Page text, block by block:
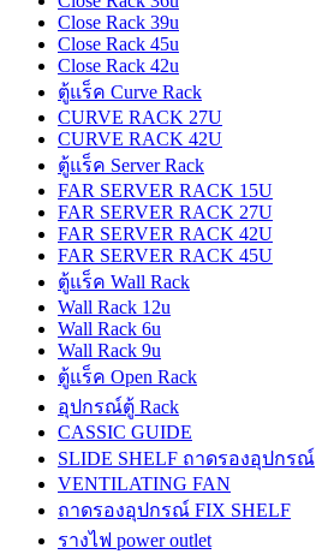
Close Rack 39u
Close Rack 45u
Close Rack 42u
ตู้แร็ค Curve Rack
CURVE RACK 27U
CURVE RACK 42U
ตู้แร็ค Server Rack
FAR SERVER RACK 15U
FAR SERVER RACK 27U
FAR SERVER RACK 42U
FAR SERVER RACK 45U
ตู้แร็ค Wall Rack
Wall Rack 12u
Wall Rack 6u
Wall Rack 9u
ตู้แร็ค Open Rack
อุปกรณ์ตู้ Rack
CASSIC GUIDE
SLIDE SHELF ถาดรองอุปกรณ์
VENTILATING FAN
ถาดรองอุปกรณ์ FIX SHELF
รางไฟ power outlet